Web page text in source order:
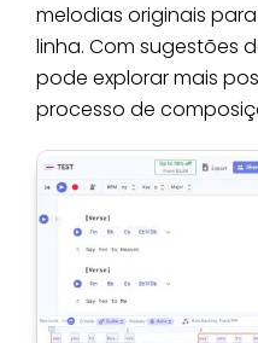
melodias originais
linha. Com sugestões
pode explorar mais
processo de